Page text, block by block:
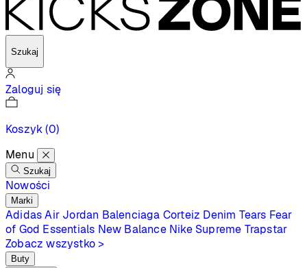
Szukaj
Zaloguj się
Koszyk(0)
Menu
Szukaj
Nowości
Marki
Adidas Air Jordan Balenciaga Corteiz Denim Tears Fear
of God Essentials New Balance Nike Supreme Trapstar
Zobacz wszystko >
Buty